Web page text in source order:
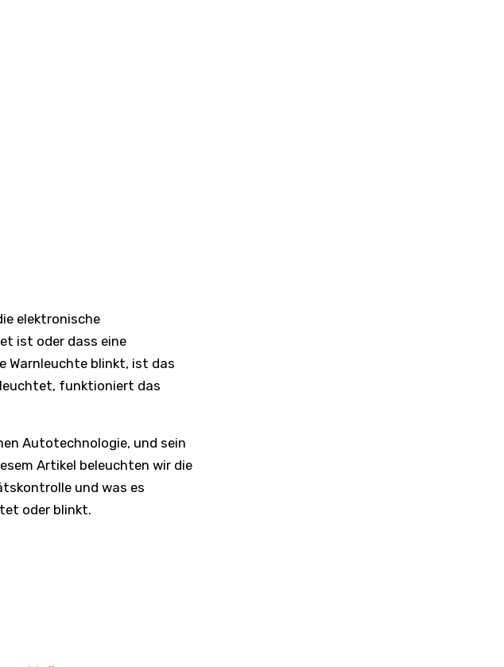
elektronische
ist oder dass eine
Warnleuchte blinkt, ist das
funktioniert das
Autotechnologie, und sein
Artikel beleuchten wir die
und was es
oder blinkt.